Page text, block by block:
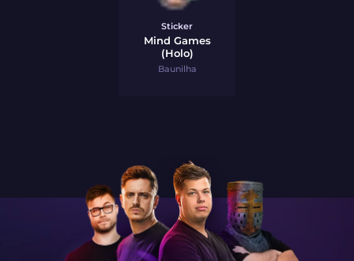
Sticker
Mind Games
(Holo)
Baunilha